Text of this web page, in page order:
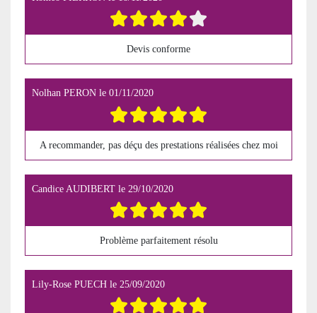
Devis conforme
Nolhan PERON le 01/11/2020
A recommander, pas déçu des prestations réalisées chez moi
Candice AUDIBERT le 29/10/2020
Problème parfaitement résolu
Lily-Rose PUECH le 25/09/2020